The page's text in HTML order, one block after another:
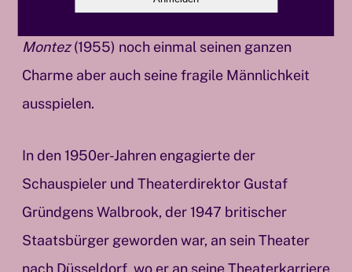
Als bayrischer König Ludwig I. kann der in
Montez(1955) noch einmal seinen ganzen
Charme aber auch seine fragile Männlichkeit
ausspielen.
In den 1950er-Jahren engagierte der
Schauspieler und Theaterdirektor Gustaf
Gründgens Walbrook, der 1947 britischer
Staatsbürger geworden war, an sein Theater
nach Düsseldorf, wo er an seine Theaterkarriere